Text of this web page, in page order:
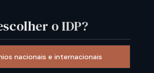
o IDP?
nacionais e internacionais